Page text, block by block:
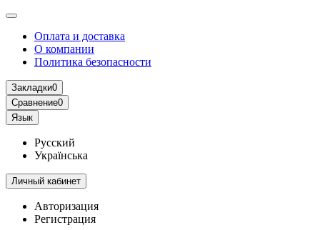
Оплата и доставка
О компании
Политика безопасности
Закладки0
Сравнение0
Язык
Русский
Українська
Личный кабинет
Авторизация
Регистрация